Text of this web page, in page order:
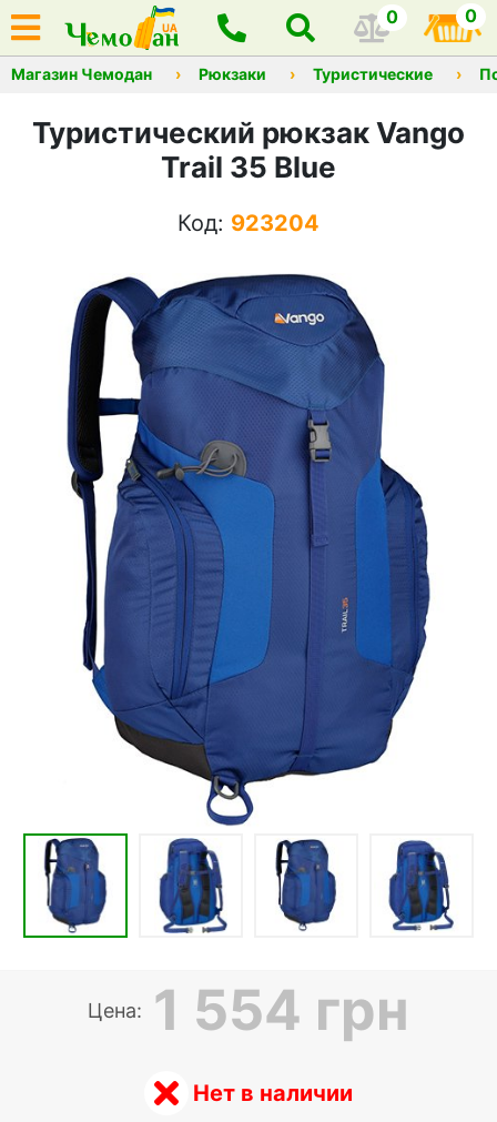
0 0
Магазин Чемодан Рюкзаки Туристические
Туристический рюкзак Vango
Trail 35 Blue
Код: 923204
Цена: 1 554 грн
Нет в наличии